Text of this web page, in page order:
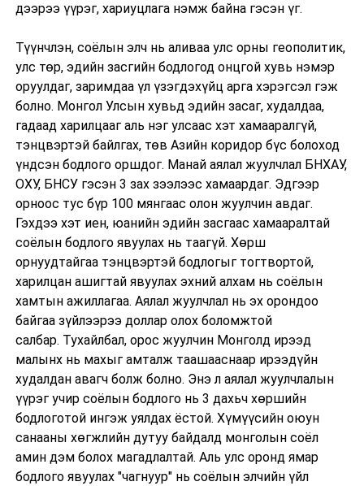
дээрээ үүрэг, хариуцлага нэмж байна гэсэн үг.
Түүнчлэн, соёлын элч нь аливаа улс орны геополитик,
улс төр, эдийн засгийн бодлогод онцгой хувь нэмэр
оруулдаг, заримдаа үл үзэгдэхүйц арга хэрэгсэл гэж
болно. Монгол Улсын хувьд эдийн засаг, худалдаа,
гадаад харилцааг аль нэг улсаас хэт хамааралгүй,
тэнцвэртэй байлгах, төв Азийн коридор бүс болоход
үндсэн бодлого оршдог. Манай аялал жуулчлал БНХАУ,
ОХУ, БНСУ гэсэн 3 зах зээлээс хамаардаг. Эдгээр
орноос тус бүр 100 мянгаас олон жуулчин авдаг.
Гэхдээ хэт иен, юанийн эдийн засгаас хамааралтай
соёлын бодлого явуулах нь таагүй. Хөрш
орнуудтайгаа тэнцвэртэй бодлогыг тогтвортой,
харилцан ашигтай явуулах эхний алхам нь соёлын
хамтын ажиллагаа. Аялал жуулчлал нь эх орондоо
байгаа зүйлээрээ доллар олох боломжтой
салбар. Тухайлбал, орос жуулчин Монголд ирээд
малынх нь махыг амталж таашааснаар ирээдүйн
худалдан авагч болж болно. Энэ л аялал жуулчлалын
үүрэг учир соёлын бодлого нь 3 дахьч хөршийн
бодлоготой ингэж уялдах ёстой. Хүмүүсийн оюун
санааны хөгжлийн дутуу байдалд монголын соёл
амин дэм болох магадлалтай. Аль улс оронд ямар
бодлого явуулах "чагнуур" нь соёлын элчийн үйл